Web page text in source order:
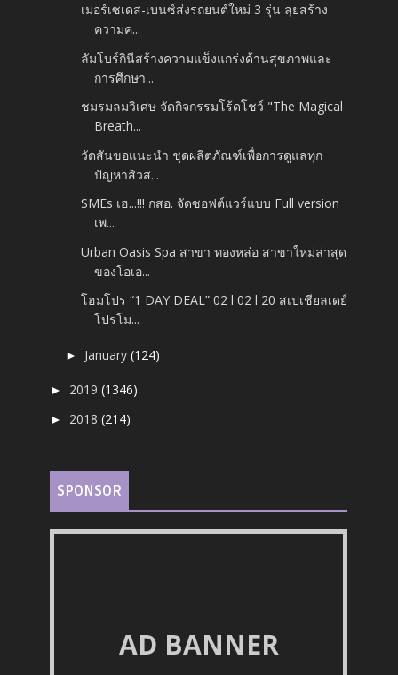
เมอร์เซเดส-เบนซ์ส่งรถยนต์ใหม่ 3 รุ่น ลุยสร้าง
ความค...
ลัมโบร์กินีสร้างความแข็งแกร่งด้านสุขภาพและ
การศึกษา...
ชมรมลมวิเศษ จัดกิจกรรมโร้ดโชว์ "The Magical
Breath...
วัตสันขอแนะนำ ชุดผลิตภัณฑ์เพื่อการดูแลทุก
ปัญหาสิวส...
SMEs เฮ...!!! กสอ. จัดซอฟต์แวร์แบบ Full version
เพ...
Urban Oasis Spa สาขา ทองหล่อ สาขาใหม่ล่าสุด
ของโอเอ...
โฮมโปร “1 DAY DEAL” 02 l 02 l 20 สเปเชียลเดย์
โปรโม...
► January(124)
► 2019(1346)
► 2018(214)
SPONSOR
AD BANNER